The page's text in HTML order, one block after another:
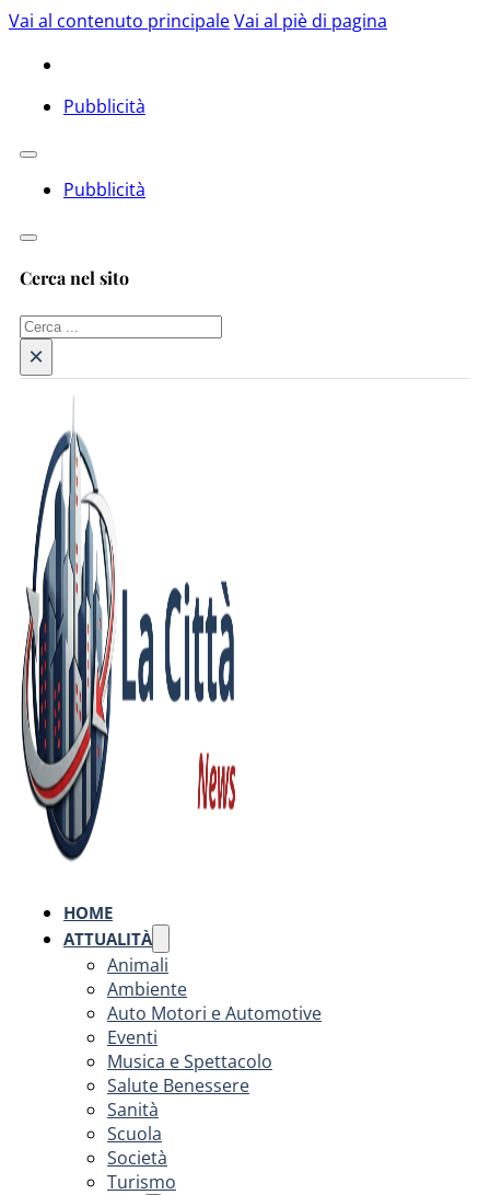
Vai al contenuto principaleVai al piè di pagina
Pubblicità
Pubblicità
Cerca nel sito
Cerca
×
HOME
ATTUALITÀ
Animali
Ambiente
Auto Motori e Automotive
Eventi
Musica e Spettacolo
Salute Benessere
Sanità
Scuola
Società
Turismo